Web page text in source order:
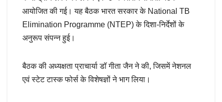
आयोजित की गई। यह बैठक भारत सरकार के National TB
Elimination Programme (NTEP) के दिशा-निर्देशों के
अनुरूप संपन्न हुई।
बैठक की अध्यक्षता प्राचार्या डॉ गीता जैन ने की, जिसमें नेशनल
एवं स्टेट टास्क फोर्स के विशेषज्ञों ने भाग लिया।